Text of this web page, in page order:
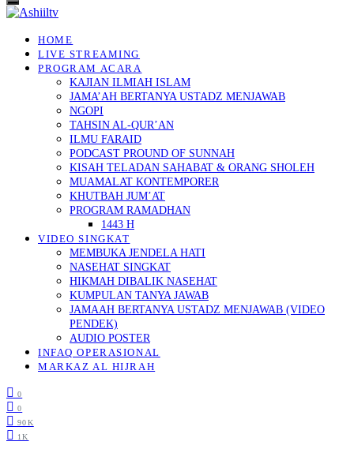
HOME
LIVE STREAMING
PROGRAM ACARA
KAJIAN ILMIAH ISLAM
JAMA’AH BERTANYA USTADZ MENJAWAB
NGOPI
TAHSIN AL-QUR’AN
ILMU FARAID
PODCAST PROUND OF SUNNAH
KISAH TELADAN SAHABAT & ORANG SHOLEH
MUAMALAT KONTEMPORER
KHUTBAH JUM’AT
PROGRAM RAMADHAN
1443 H
VIDEO SINGKAT
MEMBUKA JENDELA HATI
NASEHAT SINGKAT
HIKMAH DIBALIK NASEHAT
KUMPULAN TANYA JAWAB
JAMAAH BERTANYA USTADZ MENJAWAB (VIDEO
PENDEK)
AUDIO POSTER
INFAQ OPERASIONAL
MARKAZ AL HIJRAH
0
0
90K
1K